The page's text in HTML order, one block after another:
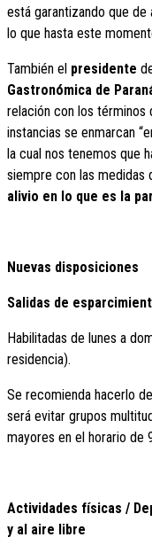
está garantizando que
lo que hasta este
También el presidente
Gastronómica de
relación con los términos
instancias se enmarcan
la cual nos tenemos que
siempre con las medidas
alivio en lo que es la
Nuevas disposiciones
Salidas de
Habilitadas de lunes a
residencia).
Se recomienda hacerlo
será evitar grupos
mayores en el horario de
Actividades físicas /
y al aire libre